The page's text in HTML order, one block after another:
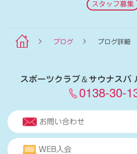
スタッフ募集
ブログ ブログ詳細
スポーツクラブ＆サウナスパ
0138-30-
お問い合わせ
WEB入会